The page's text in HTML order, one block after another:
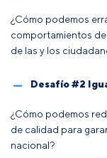
¿Cómo podemos
comportamientos
de las y los
Desafío #2
¿Cómo podemos
de calidad para
nacional?